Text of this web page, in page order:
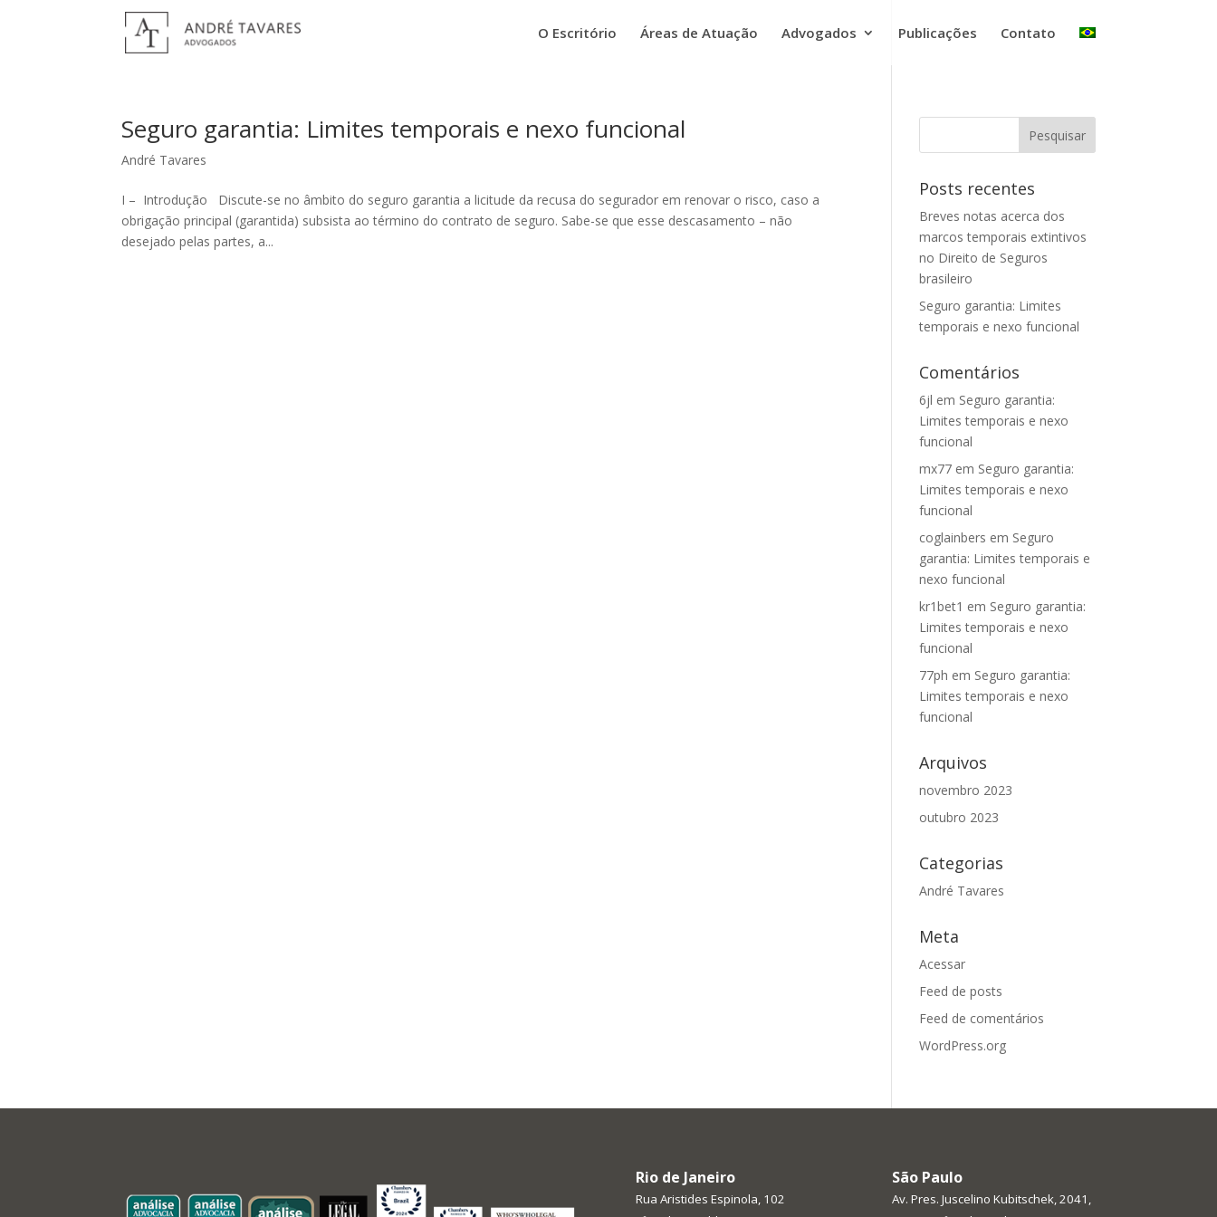
O Escritório Áreas de Atuação Advogados Publicações Contato
Seguro garantia: Limites temporais e nexo funcional
André Tavares
I – Introdução Discute-se no âmbito do seguro garantia a licitude da recusa do segurador em renovar o risco, caso a
obrigação principal (garantida) subsista ao término do contrato de seguro. Sabe-se que esse descasamento – não
desejado pelas partes, a...
Posts recentes
Breves notas acerca dos
marcos temporais extintivos
no Direito de Seguros
brasileiro
Seguro garantia: Limites
temporais e nexo funcional
Comentários
6jl em Seguro garantia:
Limites temporais e nexo
funcional
mx77 em Seguro garantia:
Limites temporais e nexo
funcional
coglainbers em Seguro
garantia: Limites temporais e
nexo funcional
kr1bet1 em Seguro garantia:
Limites temporais e nexo
funcional
77ph em Seguro garantia:
Limites temporais e nexo
funcional
Arquivos
novembro 2023
outubro 2023
Categorias
André Tavares
Meta
Acessar
Feed de posts
Feed de comentários
WordPress.org
Rio de Janeiro
Rua Aristides Espinola, 102
São Paulo
Av. Pres. Juscelino Kubitschek, 2041,